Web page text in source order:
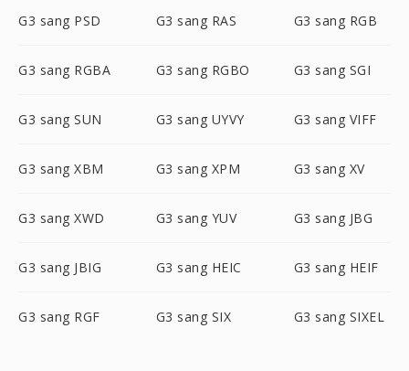
G3 sang PSD G3 sang RAS G3 sang RGB
G3 sang RGBA G3 sang RGBO G3 sang SGI
G3 sang SUN G3 sang UYVY G3 sang VIFF
G3 sang XBM G3 sang XPM G3 sang XV
G3 sang XWD G3 sang YUV G3 sang JBG
G3 sang JBIG G3 sang HEIC G3 sang HEIF
G3 sang RGF G3 sang SIX G3 sang SIXEL